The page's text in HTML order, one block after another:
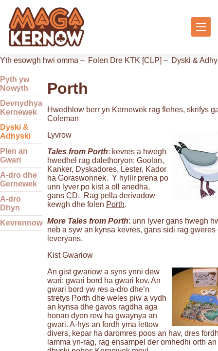
Yth esowgh hwi omma – Folen Dre KTK [CLP] – Dyski &
Pyth yw
Nowyth
Devnydhya
Kernewek
Dyski &
Adhyski
Plen an
Gwari
A-dro dhe
Gernewek
A-dro
Dhyn
Kevrennow
Porth
Hwedhlow berr yn Kernewek rag flehes, skrifys
Coleman
Lyvrow
Tales from Porth: kevres a hwegh
hwedhel rag dalethoryon: Goolan,
Kanker, Dyskadores, Lester, Kador
ha Goraswonnek. Y hyllir prena po
unn lyver po kist a oll anedha,
gans CD. Rag pella derivadow
kewgh dhe folen Porth.
More Tales from Porth: unn lyver gans hwegh
neb a syw an kynsa kevres, gans sidi rag gweres
leveryans.
Kist Gwariow
An gist gwariow a syns ynni dew
wari: gwari bord ha gwari kov. An
gwari bord yw res a-dro dhe’n
stretys Porth dhe weles piw a vydh
an kynsa dhe gavos ragdha aga
honan dyen rew ha gwaynya an
gwari. A-hys an fordh yma lettow
divers, kepar ha daromres poos an hav, dres
lamma yn-rag, rag ensampel der omhedhi orth